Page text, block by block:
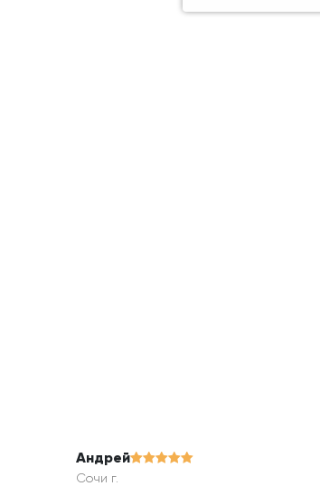
Андрей
Сочи г.